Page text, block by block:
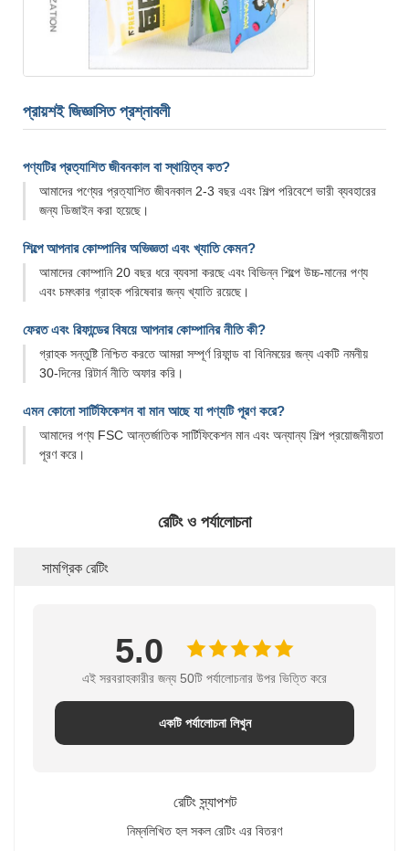
প্রায়শই জিজ্ঞাসিত প্রশ্নাবলী
পণ্যটির প্রত্যাশিত জীবনকাল বা স্থায়িত্ব কত?
আমাদের পণ্যের প্রত্যাশিত জীবনকাল 2-3 বছর এবং শিল্প পরিবেশে ভারী ব্যবহারের
জন্য ডিজাইন করা হয়েছে।
শিল্পে আপনার কোম্পানির অভিজ্ঞতা এবং খ্যাতি কেমন?
আমাদের কোম্পানি 20 বছর ধরে ব্যবসা করছে এবং বিভিন্ন শিল্পে উচ্চ-মানের পণ্য
এবং চমৎকার গ্রাহক পরিষেবার জন্য খ্যাতি রয়েছে।
ফেরত এবং রিফান্ডের বিষয়ে আপনার কোম্পানির নীতি কী?
গ্রাহক সন্তুষ্টি নিশ্চিত করতে আমরা সম্পূর্ণ রিফান্ড বা বিনিময়ের জন্য একটি নমনীয়
30-দিনের রিটার্ন নীতি অফার করি।
এমন কোনো সার্টিফিকেশন বা মান আছে যা পণ্যটি পূরণ করে?
আমাদের পণ্য FSC আন্তর্জাতিক সার্টিফিকেশন মান এবং অন্যান্য শিল্প প্রয়োজনীয়তা
পূরণ করে।
রেটিং ও পর্যালোচনা
সামগ্রিক রেটিং
5.0
এই সরবরাহকারীর জন্য 50টি পর্যালোচনার উপর ভিত্তি করে
একটি পর্যালোচনা লিখুন
রেটিং স্ন্যাপশট
নিম্নলিখিত হল সকল রেটিং এর বিতরণ